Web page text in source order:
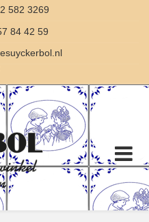
582 3269
84 42 59